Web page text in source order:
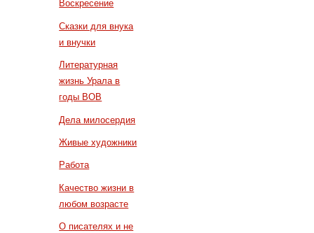
Воскресение
Сказки для внука
и внучки
Литературная
жизнь Урала в
годы ВОВ
Дела милосердия
Живые художники
Работа
Качество жизни в
любом возрасте
О писателях и не